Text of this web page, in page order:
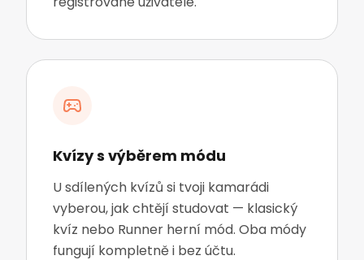
Kvízy s výběrem módu
U sdílených kvízů si tvoji kamarádi
vyberou, jak chtějí studovat — klasický
kvíz nebo Runner herní mód. Oba módy
fungují kompletně i bez účtu.